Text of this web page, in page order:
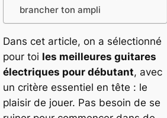
brancher ton ampli
Dans cet article, on a sélectionné
pour toi les meilleures guitares
électriques pour débutant, avec
un critère essentiel en tête : le
plaisir de jouer. Pas besoin de se